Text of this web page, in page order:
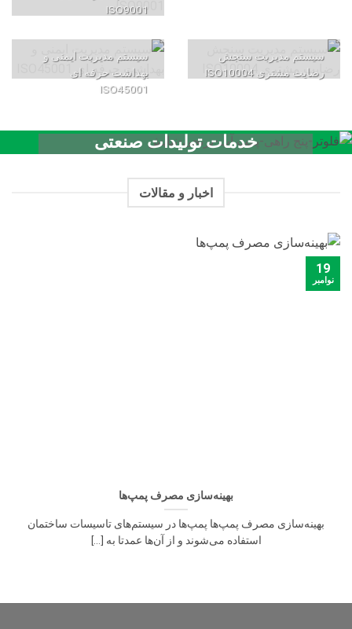
ISO9001
سیستم مدیریت سنجش
رضایت مشتری ISO10004
سیستم مدیریت ایمنی و
بهداشت حرفه ای
ISO45001
خدمات تولیدات صنعتی
اطلاعات بیشتر
اخبار و مقالات
بهینه‌سازی مصرف پمپ‌ها
بهینه‌سازی مصرف پمپ‌ها پمپ‌ها در سیستم‌های تاسیسات ساختمان
استفاده می‌شوند و از آن‌ها عمدتا به [...]
19
نوامبر